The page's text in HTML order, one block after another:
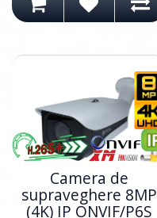
Camera de
supraveghere 8MP
(4K) IP ONVIF/P6S